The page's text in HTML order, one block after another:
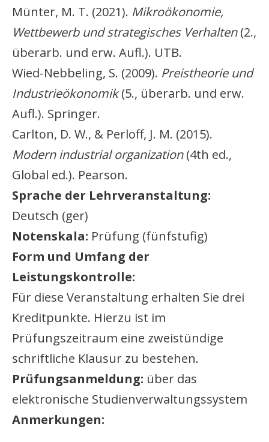
Münter, M. T. (2021). Mikroökonomie,
Wettbewerb und strategisches Verhalten(2.,
überarb. und erw. Aufl.). UTB.
Wied-Nebbeling, S. (2009). Preistheorie und
Industrieökonomik(5., überarb. und erw.
Aufl.). Springer.
Carlton, D. W., & Perloff, J. M. (2015).
Modern industrial organization(4th ed.,
Global ed.). Pearson.
Sprache der Lehrveranstaltung:
Deutsch (ger)
Notenskala: Prüfung (fünfstufig)
Form und Umfang der
Leistungskontrolle:
Für diese Veranstaltung erhalten Sie drei
Kreditpunkte. Hierzu ist im
Prüfungszeitraum eine zweistündige
schriftliche Klausur zu bestehen.
Prüfungsanmeldung: über das
elektronische Studienverwaltungssystem
Anmerkungen: